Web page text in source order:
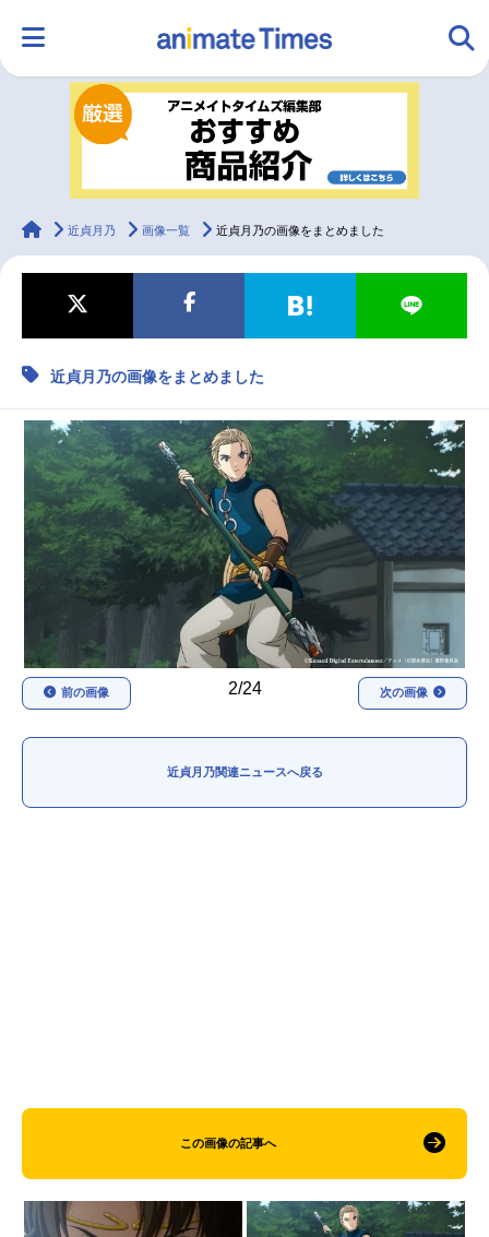
ランキング アニメ
ラジオ みんなの声
マンガ・ラノベ ゲーム・アプリ 音楽 コスプレ
2.5次元 配信・Vtuber
最新記事一覧
アニメ記事一覧 声優記事一覧
アニメ映画一覧 実写化映画一覧
今期アニメ曜日別一覧
夏アニメ
秋アニメ 冬アニメ
男性声優/女性声優一覧
FOLLOW US
animateTimes
近貞月乃 画像一覧 近貞月乃の画像をまとめました
近貞月乃の画像をまとめました
2/24
前の画像 次の画像
近貞月乃関連ニュースへ戻る
この画像の記事へ